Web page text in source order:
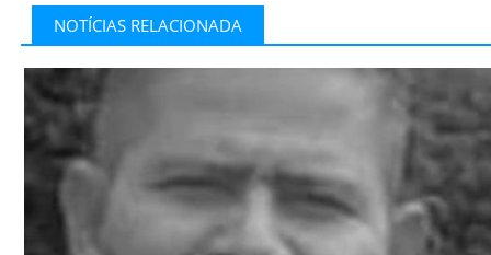
NOTÍCIAS RELACIONADA